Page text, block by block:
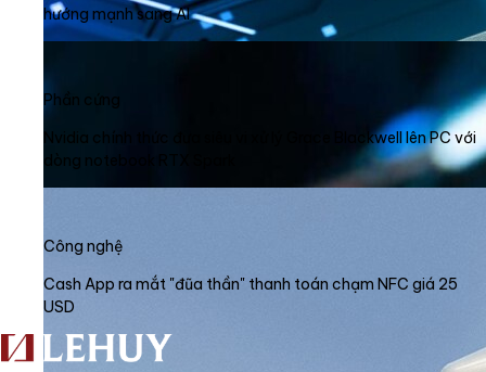
hướng mạnh sang AI
Phần cứng
Nvidia chính thức đưa siêu vi xử lý Grace Blackwell lên PC với
dòng notebook RTX Spark
Công nghệ
Cash App ra mắt "đũa thần" thanh toán chạm NFC giá 25
USD